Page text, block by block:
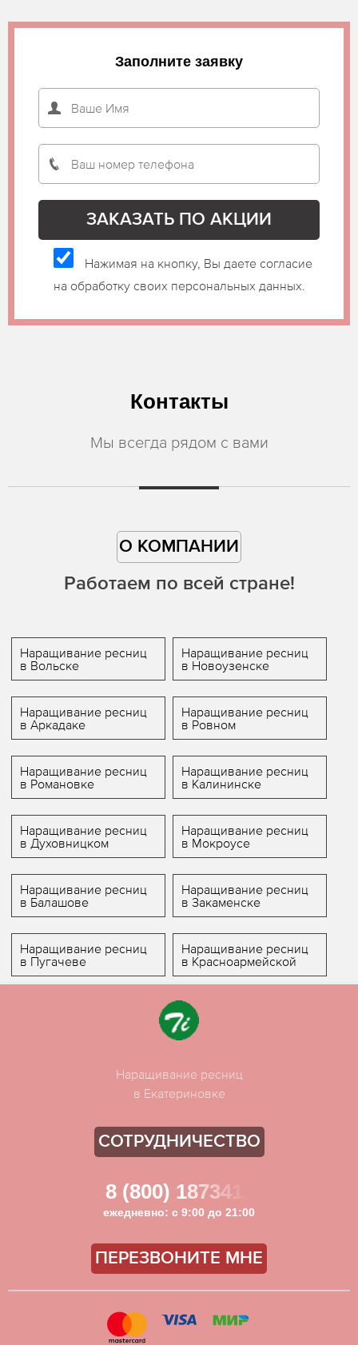
Заполните заявку
Нажимая на кнопку, Вы даете согласие
на обработку своих персональных данных.
Контакты
Мы всегда рядом с вами
О КОМПАНИИ
Работаем по всей стране!
Наращивание ресниц
в Вольске
Наращивание ресниц
в Новоузенске
Наращивание ресниц
в Аркадаке
Наращивание ресниц
в Ровном
Наращивание ресниц
в Романовке
Наращивание ресниц
в Калининске
Наращивание ресниц
в Духовницком
Наращивание ресниц
в Мокроусе
Наращивание ресниц
в Балашове
Наращивание ресниц
в Закаменске
Наращивание ресниц
в Пугачеве
Наращивание ресниц
в Красноармейской
Наращивание ресниц
в Екатериновке
СОТРУДНИЧЕСТВО
8 (800) 1873411
ежедневно: с 9:00 до 21:00
ПЕРЕЗВОНИТЕ МНЕ